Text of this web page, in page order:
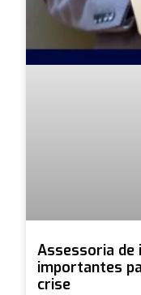
Assessoria de
importantes
crise